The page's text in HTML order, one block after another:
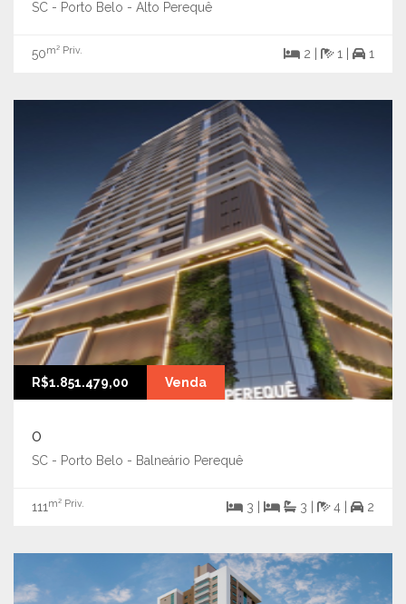
SC - Porto Belo - Alto Perequê
50m² Priv. 2 | 1 | 1
R$1.851.479,00 Venda
0
SC - Porto Belo - Balneário Perequê
111 m² Priv. 3 | 3 | 4 | 2